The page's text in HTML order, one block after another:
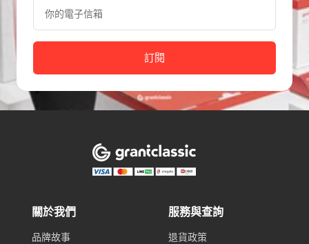
你的電子信箱
訂閱
關於我們
品牌故事
服務與查詢
退貨政策